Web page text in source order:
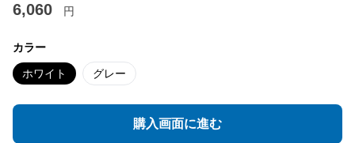
6,060 円
カラー
ホワイト グレー
購入画面に進む